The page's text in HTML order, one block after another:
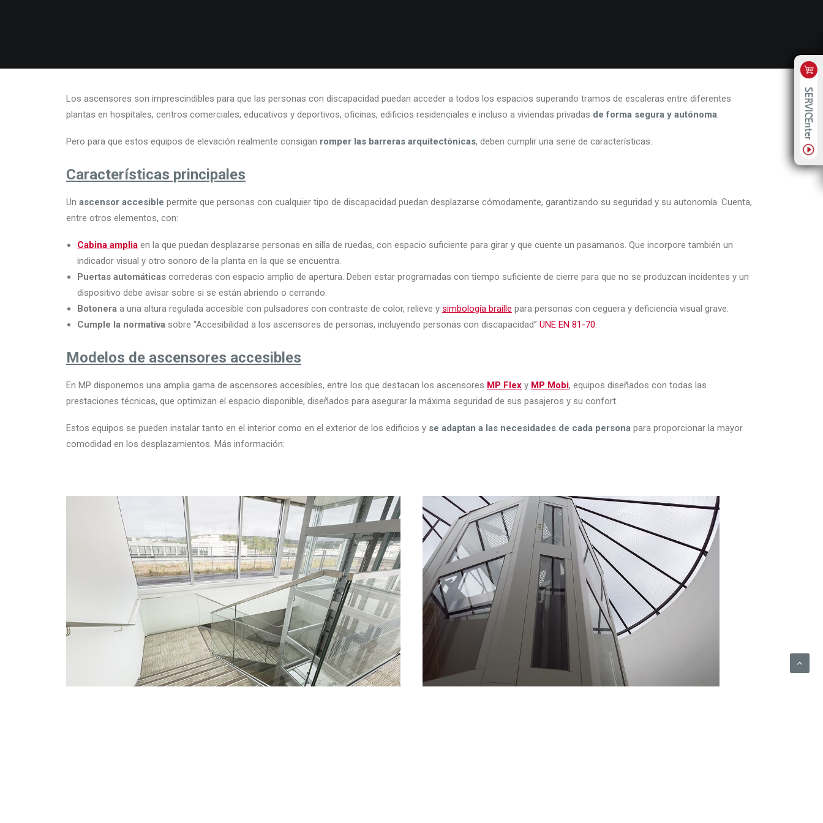
Los ascensores son imprescindibles para que las personas con discapacidad puedan acceder a todos los espacios superando tramos de escaleras entre diferentes
plantas en hospitales, centros comerciales, educativos y deportivos, oficinas, edificios residenciales e incluso a viviendas privadas de forma segura y autónoma.
Pero para que estos equipos de elevación realmente consigan romper las barreras arquitectónicas, deben cumplir una serie de características.
Características principales
Un ascensor accesible permite que personas con cualquier tipo de discapacidad puedan desplazarse cómodamente, garantizando su seguridad y su autonomía. Cuenta,
entre otros elementos, con:
Cabina amplia en la que puedan desplazarse personas en silla de ruedas, con espacio suficiente para girar y que cuente un pasamanos. Que incorpore también un
indicador visual y otro sonoro de la planta en la que se encuentra.
Puertas automáticas correderas con espacio amplio de apertura. Deben estar programadas con tiempo suficiente de cierre para que no se produzcan incidentes y un
dispositivo debe avisar sobre si se están abriendo o cerrando.
Botonera a una altura regulada accesible con pulsadores con contraste de color, relieve y simbología braille para personas con ceguera y deficiencia visual grave.
Cumple la normativa sobre “Accesibilidad a los ascensores de personas, incluyendo personas con discapacidad” UNE EN 81-70.
Modelos de ascensores accesibles
En MP disponemos una amplia gama de ascensores accesibles, entre los que destacan los ascensores MP Flex y MP Mobi, equipos diseñados con todas las
prestaciones técnicas, que optimizan el espacio disponible, diseñados para asegurar la máxima seguridad de sus pasajeros y su confort.
Estos equipos se pueden instalar tanto en el interior como en el exterior de los edificios y se adaptan a las necesidades de cada persona para proporcionar la mayor
comodidad en los desplazamientos. Más información: